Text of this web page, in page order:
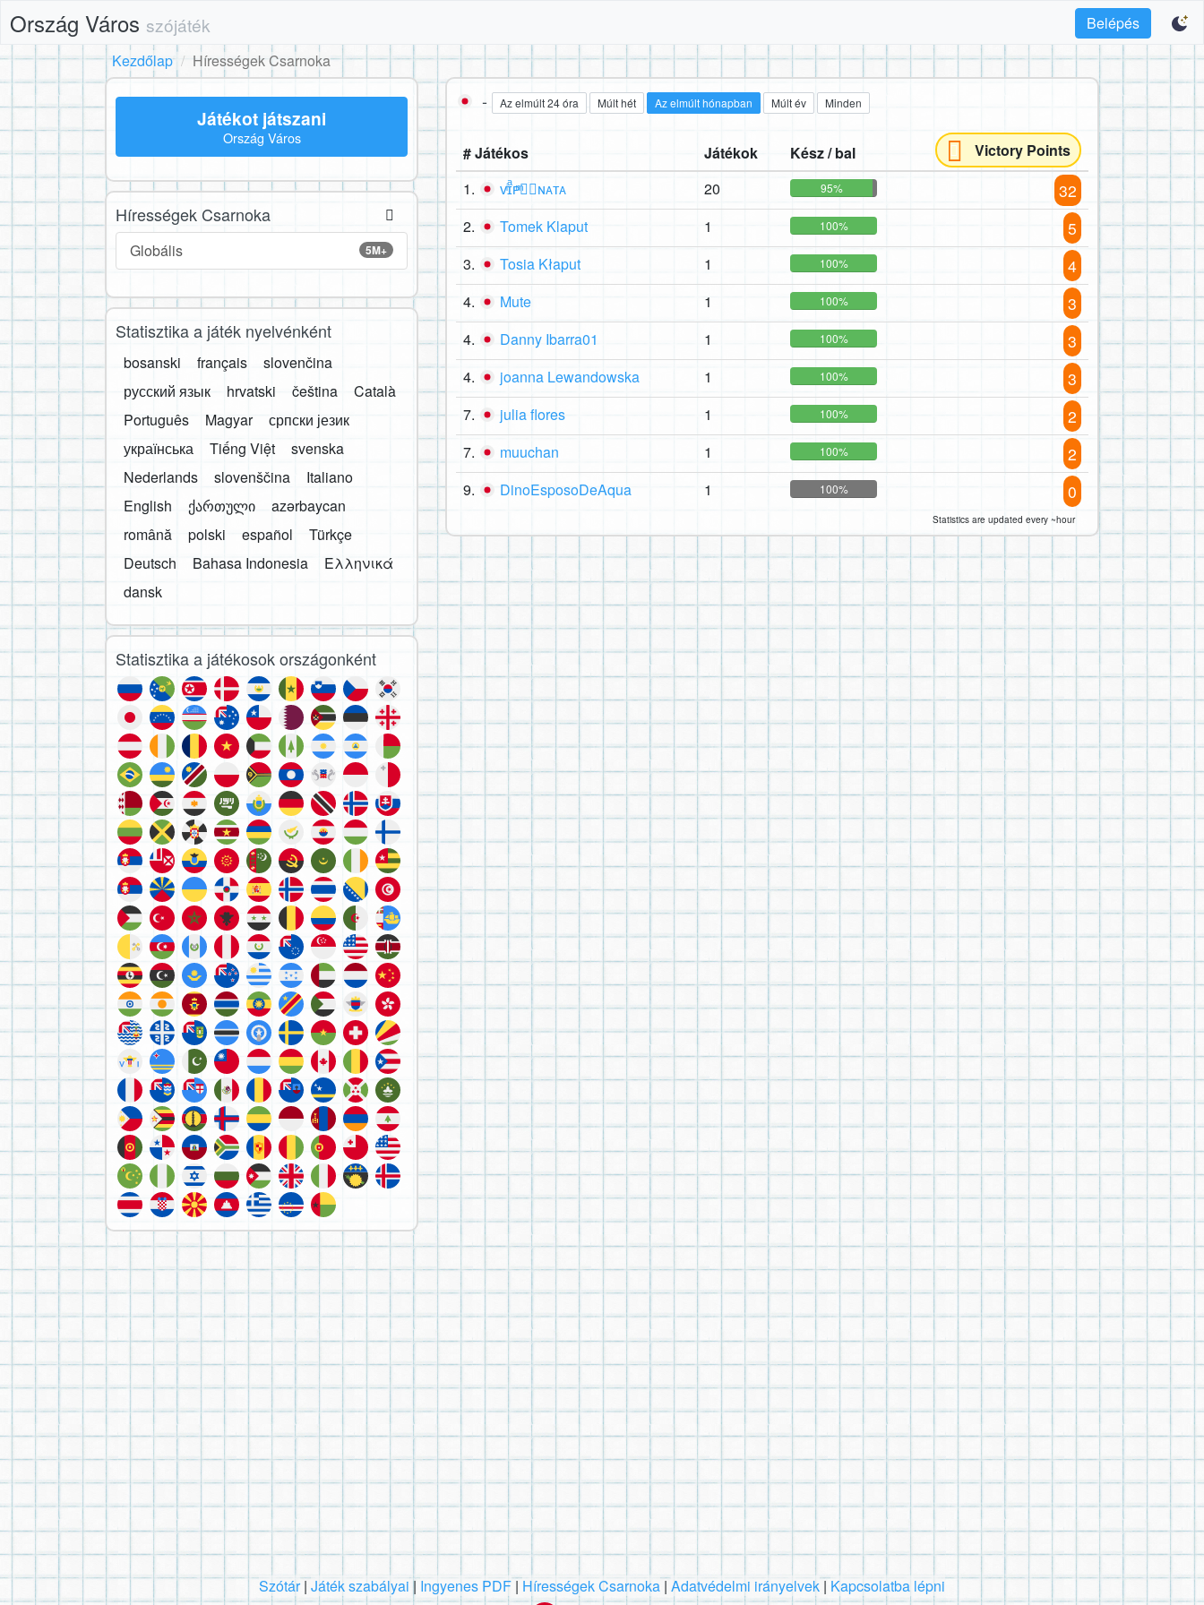
Ország Város szójáték
Belépés
Kezdőlap
Hírességek Csarnoka
- Az elmúlt 24 óra Múlt hét Az elmúlt hónapban Múlt év Minden
# Játékos Játékok Kész / bal
Victory Points
1.
ᴠͥɪͣᴘͫ✮⃝ɴᴀᴛᴀ 20 95% 32
2. Tomek Klaput 1 100% 5
3. Tosia Kłaput 1 100% 4
4. Mute 1 100% 3
4. Danny Ibarra01 1 100% 3
4. joanna Lewandowska 1 100% 3
7. julia flores 1 100% 2
7. muuchan 1 100% 2
9. DinoEsposoDeAqua 1 100% 0
Statistics are updated every ~hour
Játékot játszani
Ország Város
Hírességek Csarnoka
5M+
Globális
Statisztika a játék nyelvénként
bosanski français
slovenčina
русский язык
hrvatski čeština
Català
Português
Magyar
српски језик
українська
Tiếng Việt
svenska
Nederlands
slovenščina
Italiano
English
ქართული
azərbaycan
română
polski español
Türkçe
Deutsch
Bahasa Indonesia
Ελληνικά
dansk
Statisztika a játékosok országonként
Szótár| Játék szabályai | Ingyenes PDF | Hírességek Csarnoka | Adatvédelmi irányelvek| Kapcsolatba lépni